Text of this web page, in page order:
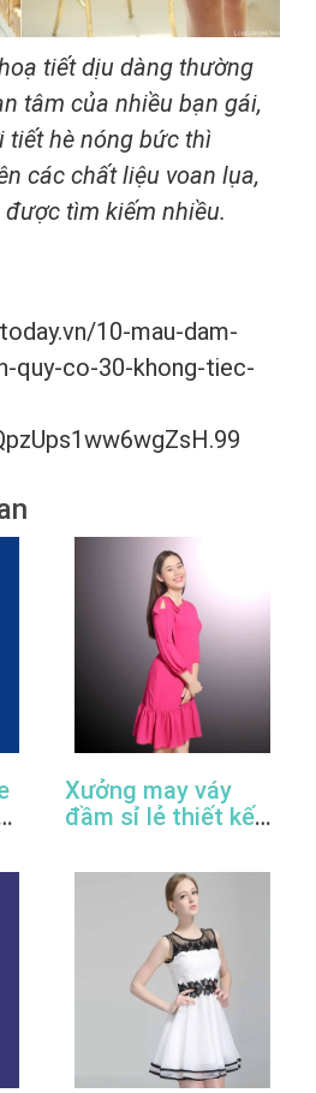
tiết dịu dàng thường
tâm của nhiều bạn gái,
tiết hè nóng bức thì
các chất liệu voan lụa,
tìm kiếm nhiều.
10-mau-dam-
quy-co-30-khong-tiec-
Xưởng may váy
đầm sỉ lẻ thiết kế
cấp, uy tín